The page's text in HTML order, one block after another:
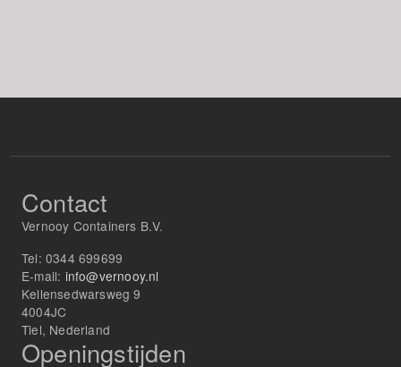
Contact
Vernooy Containers B.V.
Tel: 0344 699699
E-mail: info@vernooy.nl
Kellensedwarsweg 9
4004JC
Tiel, Nederland
Openingstijden